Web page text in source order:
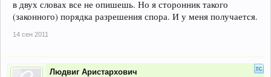
в двух словах все не опишешь. Но я сторонник такого
(законного) порядка разрешения спора. И у меня получается.
14 сен 2011
Людвиг Аристархович